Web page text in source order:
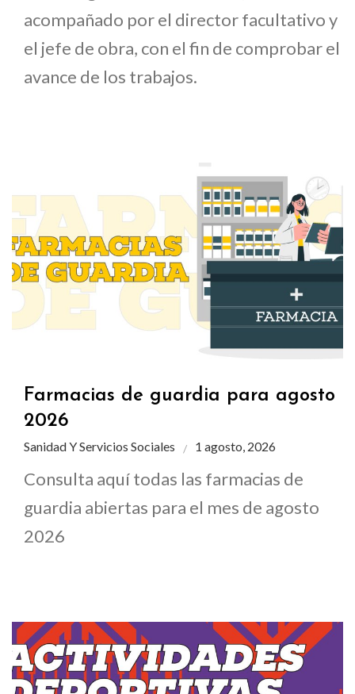
acompañado por el director facultativo y
el jefe de obra, con el fin de comprobar el
avance de los trabajos.
Farmacias de guardia para agosto
2026
Sanidad Y Servicios Sociales 1 agosto, 2026
Consulta aquí todas las farmacias de
guardia abiertas para el mes de agosto
2026